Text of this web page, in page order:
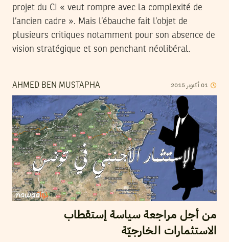
projet du CI « veut rompre avec la complexité de
l’ancien cadre ». Mais l’ébauche fait l’objet de
plusieurs critiques notamment pour son absence de
vision stratégique et son penchant néolibéral.
AHMED BEN MUSTAPHA 01أكتوبر 2015
من أجل مراجعة سياسة إستقطاب
الاستثمارات الخارجيّة